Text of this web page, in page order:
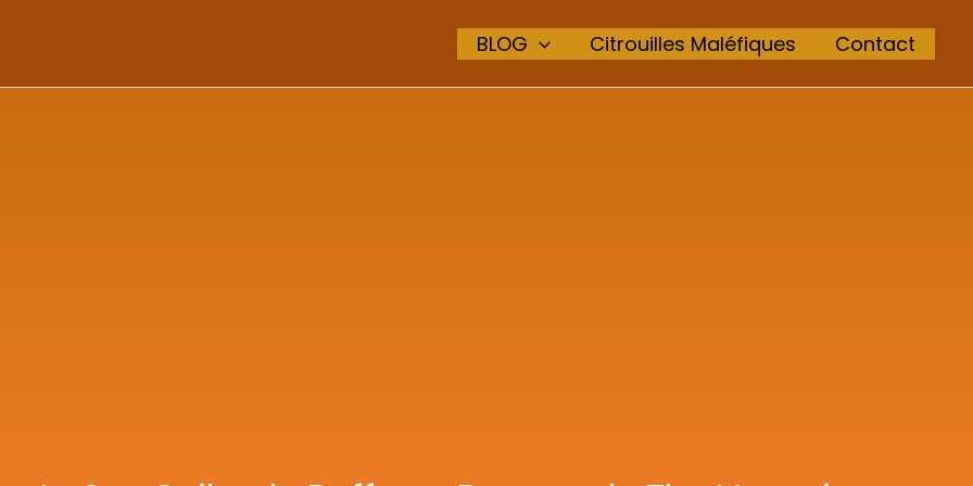
BLOG Citrouilles Maléfiques Contact